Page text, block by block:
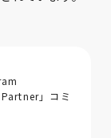
」コミ